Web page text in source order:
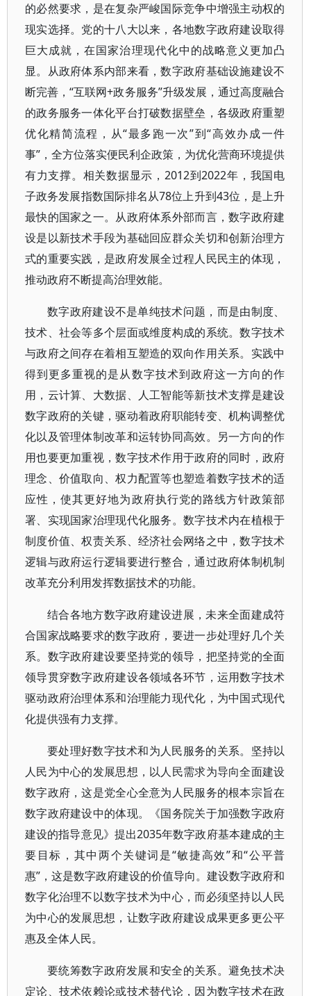
的必然要求，是在复杂严峻国际竞争中增强主动权的
现实选择。党的十八大以来，各地数字政府建设取得
巨大成就，在国家治理现代化中的战略意义更加凸
显。从政府体系内部来看，数字政府基础设施建设不
断完善，“互联网+政务服务”升级发展，通过高度融合
的政务服务一体化平台打破数据壁垒，各级政府重塑
优化精简流程，从“最多跑一次”到“高效办成一件
事”，全方位落实便民利企政策，为优化营商环境提供
有力支撑。相关数据显示，2012到2022年，我国电
子政务发展指数国际排名从78位上升到43位，是上升
最快的国家之一。从政府体系外部而言，数字政府建
设是以新技术手段为基础回应群众关切和创新治理方
式的重要实践，是政府发展全过程人民民主的体现，
推动政府不断提高治理效能。
数字政府建设不是单纯技术问题，而是由制度、
技术、社会等多个层面或维度构成的系统。数字技术
与政府之间存在着相互塑造的双向作用关系。实践中
得到更多重视的是从数字技术到政府这一方向的作
用，云计算、大数据、人工智能等新技术支撑是建设
数字政府的关键，驱动着政府职能转变、机构调整优
化以及管理体制改革和运转协同高效。另一方向的作
用也要更加重视，数字技术作用于政府的同时，政府
理念、价值取向、权力配置等也塑造着数字技术的适
应性，使其更好地为政府执行党的路线方针政策部
署、实现国家治理现代化服务。数字技术内在植根于
制度价值、权责关系、经济社会网络之中，数字技术
逻辑与政府运行逻辑要进行整合，通过政府体制机制
改革充分利用发挥数据技术的功能。
结合各地方数字政府建设进展，未来全面建成符
合国家战略要求的数字政府，要进一步处理好几个关
系。数字政府建设要坚持党的领导，把坚持党的全面
领导贯穿数字政府建设各领域各环节，运用数字技术
驱动政府治理体系和治理能力现代化，为中国式现代
化提供强有力支撑。
要处理好数字技术和为人民服务的关系。坚持以
人民为中心的发展思想，以人民需求为导向全面建设
数字政府，这是党全心全意为人民服务的根本宗旨在
数字政府建设中的体现。《国务院关于加强数字政府
建设的指导意见》提出2035年数字政府基本建成的主
要目标，其中两个关键词是“敏捷高效”和“公平普
惠”，这是数字政府建设的价值导向。建设数字政府和
数字化治理不以数字技术为中心，而必须坚持以人民
为中心的发展思想，让数字政府建设成果更多更公平
惠及全体人民。
要统筹数字政府发展和安全的关系。避免技术决
定论、技术依赖论或技术替代论，因为数字技术在政